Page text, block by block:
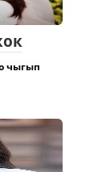
чыгып